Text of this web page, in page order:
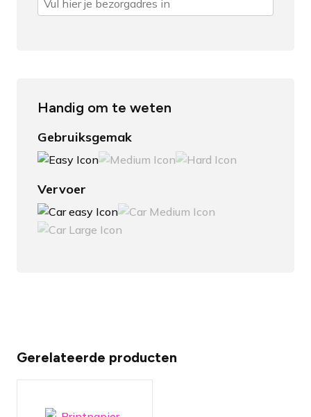
Handig om te weten
Gebruiksgemak
Vervoer
Gerelateerde producten